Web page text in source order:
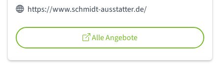
Webseite des Anbieters:
https://www.schmidt-ausstatter.de/
Alle Angebote